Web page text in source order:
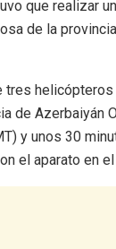
que realizar
de la
tres
de Azerbaiyán
y unos 30
el aparato en